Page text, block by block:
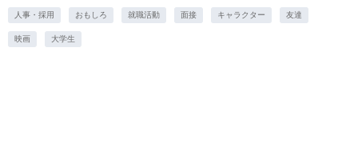
人事・採用 おもしろ 就職活動 面接 キャラクター 友達
映画 大学生